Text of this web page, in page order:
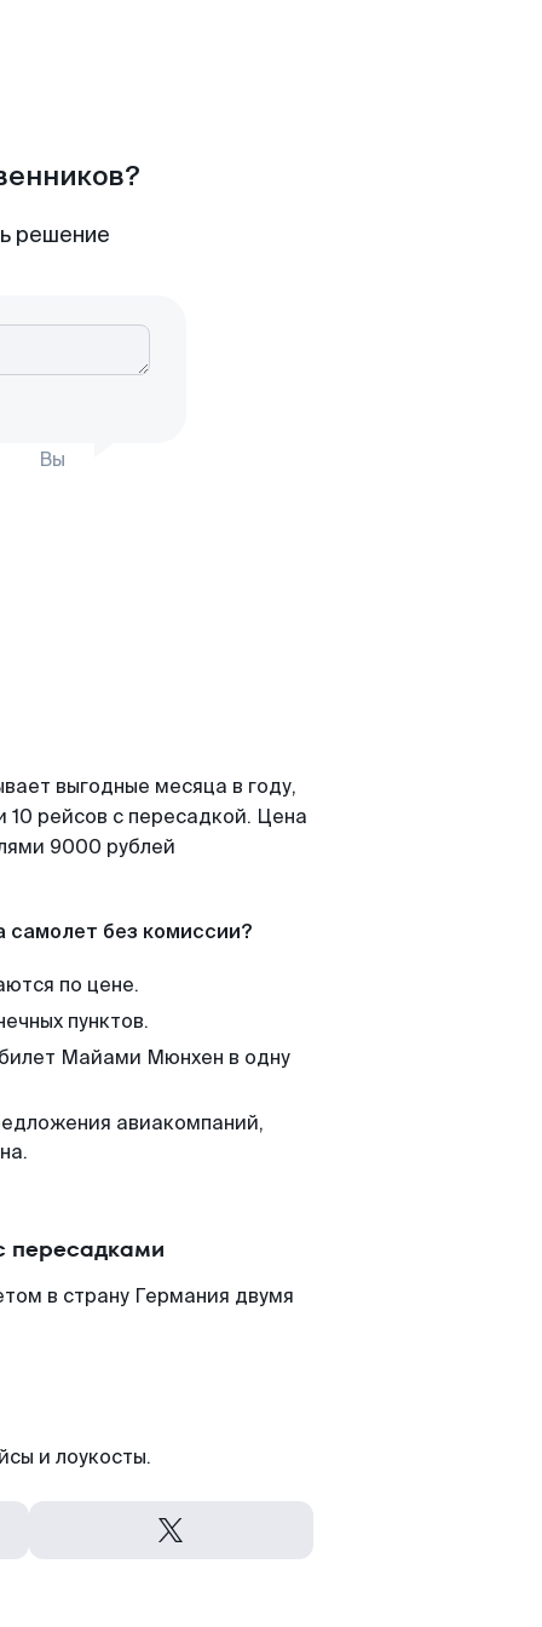
решение
Вы
выгодные месяца в году,
рейсов с пересадкой. Цена
9000 рублей
самолет без комиссии?
по цене.
пунктов.
Майами Мюнхен в одну
авиакомпаний,
пересадками
в страну Германия двумя
и лоукосты.